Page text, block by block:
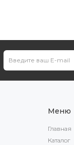
Меню
Главная
Каталог